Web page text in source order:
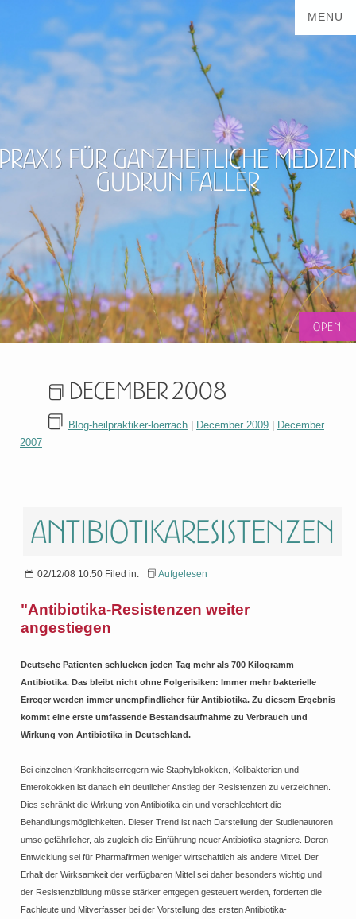
für ganzheitliche
Gudrun Faller
December 2008
Blog-heilpraktiker-loerrach | December 2009 | December
2007
Antibiotikaresistenzen
02/12/08 10:50 Filed in: Aufgelesen
"Antibiotika-Resistenzen weiter
angestiegen
Deutsche Patienten schlucken jeden Tag mehr als 700 Kilogramm
Antibiotika. Das bleibt nicht ohne Folgerisiken: Immer mehr bakterielle
Erreger werden immer unempfindlicher für Antibiotika. Zu diesem Ergebnis
kommt eine erste umfassende Bestandsaufnahme zu Verbrauch und
Wirkung von Antibiotika in Deutschland.
Bei einzelnen Krankheitserregern wie Staphylokokken, Kolibakterien und
Enterokokken ist danach ein deutlicher Anstieg der Resistenzen zu verzeichnen.
Dies schränkt die Wirkung von Antibiotika ein und verschlechtert die
Behandlungsmöglichkeiten. Dieser Trend ist nach Darstellung der Studienautoren
umso gefährlicher, als zugleich die Einführung neuer Antibiotika stagniere. Deren
Entwicklung sei für Pharmafirmen weniger wirtschaftlich als andere Mittel. Der
Erhalt der Wirksamkeit der verfügbaren Mittel sei daher besonders wichtig und
der Resistenzbildung müsse stärker entgegen gesteuert werden, forderten die
Fachleute und Mitverfasser bei der Vorstellung des ersten Antibiotika-